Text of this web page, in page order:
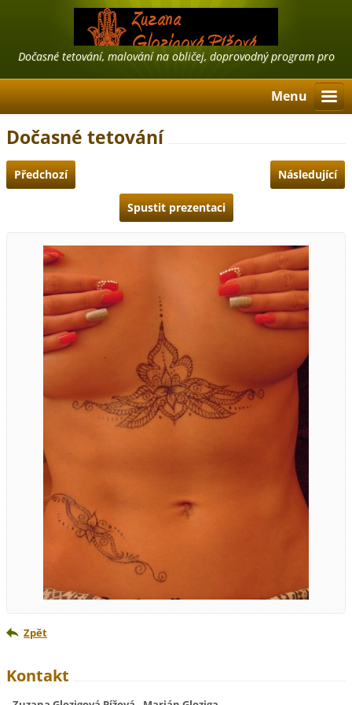
Dočasné tetování, malování na obličej, doprovodný program pro
Menu
Dočasné tetování
Předchozí Následující
Spustit prezentaci
Zpět
Kontakt